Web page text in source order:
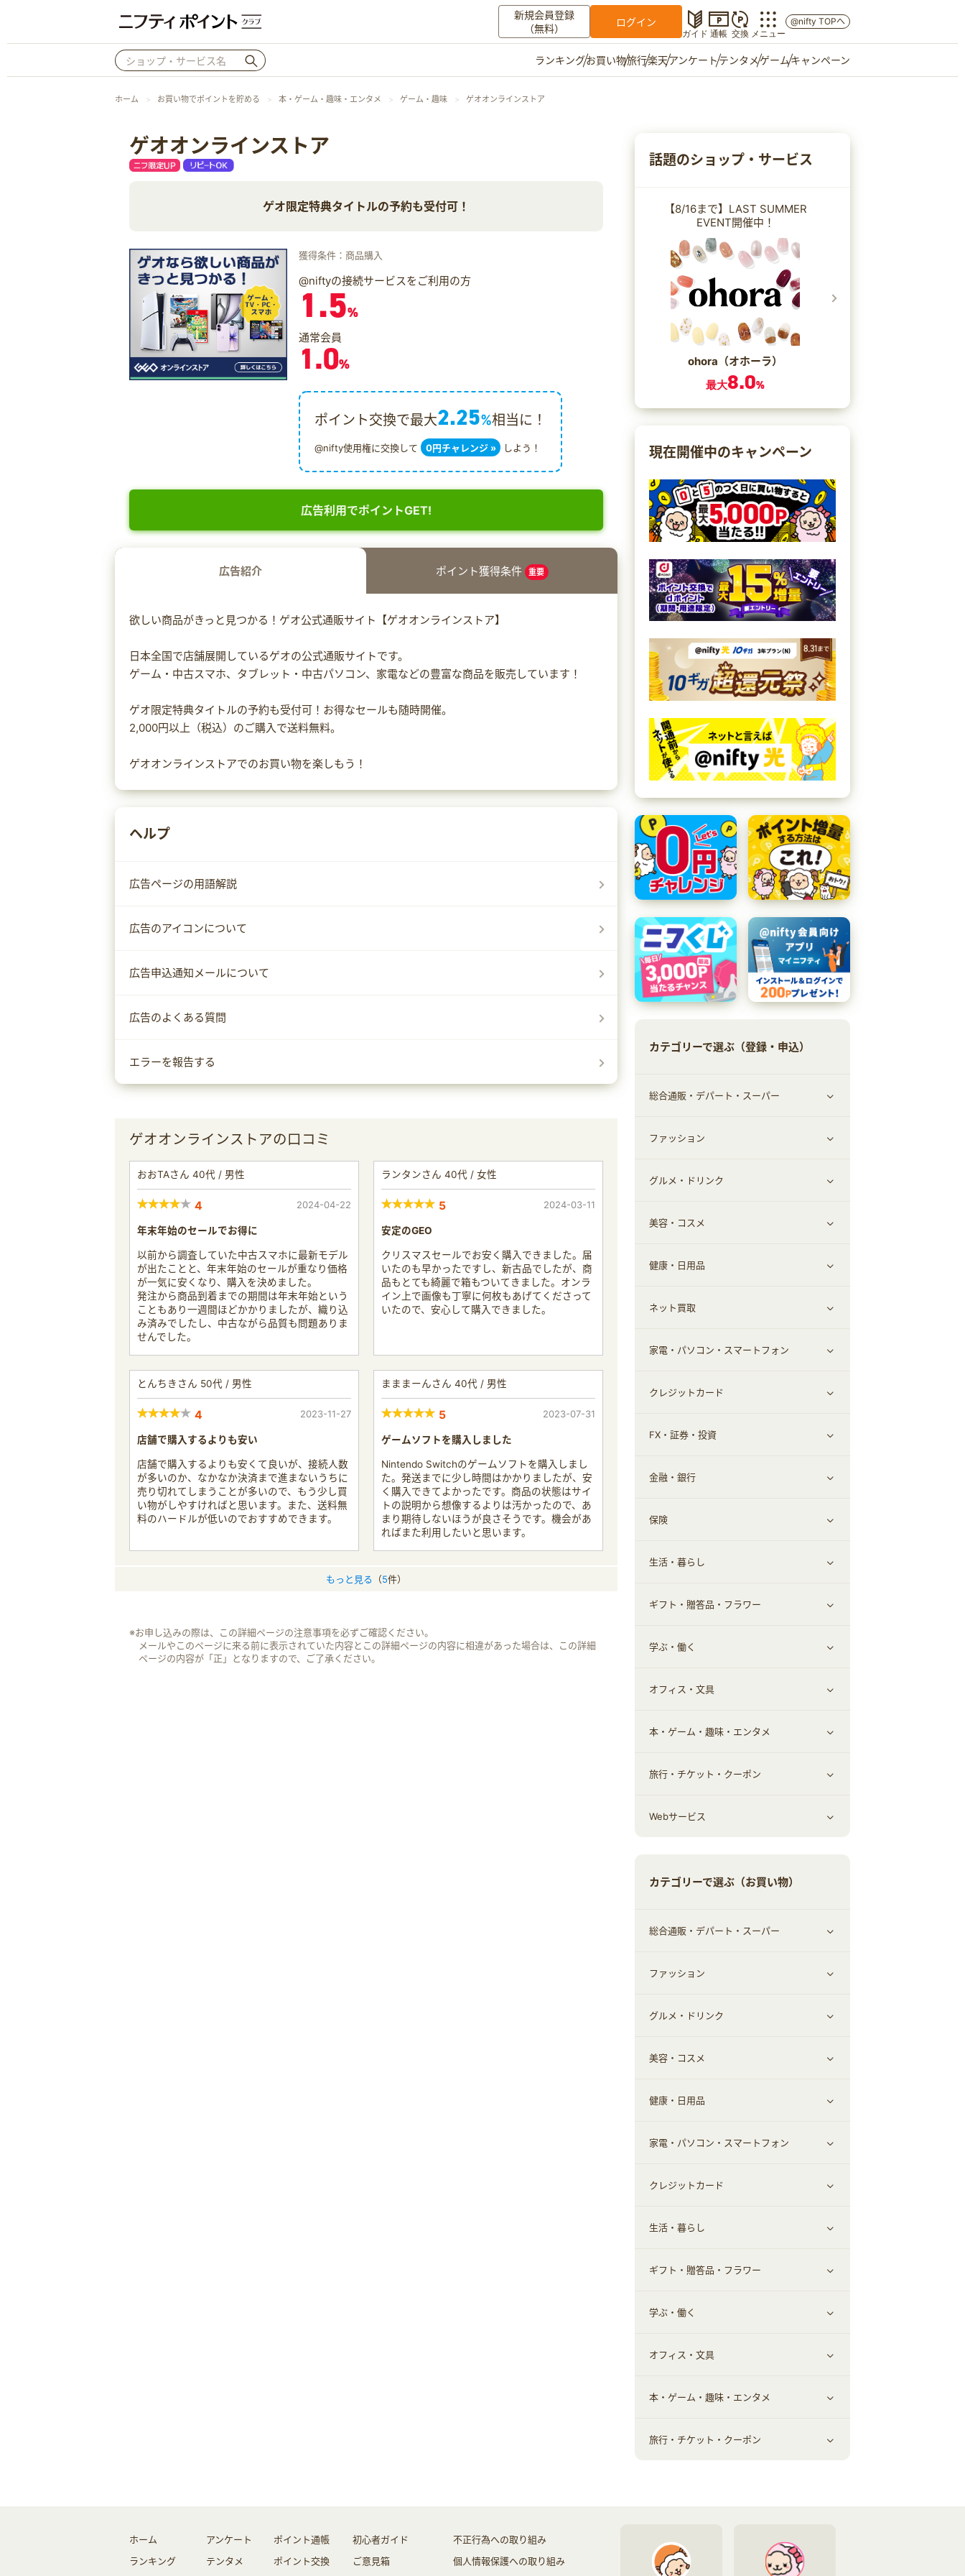
新規会員登録
（無料）
ログイン
ガイド 通帳 交換 メニュー
お知らせ
ご意見箱
@nifty TOPへ
ランキングお買い物旅行楽天アンケートテンタメゲームキャンペーン
ホーム お買い物でポイントを貯める 本・ゲーム・趣味・エンタメ ゲーム・趣味 ゲオオンラインストア
ゲオオンラインストア
ゲオ限定特典タイトルの予約も受付可！
獲得条件：商品購入
@niftyの接続サービスをご利用の方
1.5%
通常会員
1.0%
ポイント交換で最大2.25%相当に！
@nifty使用権に交換して 0円チャレンジ » しよう！
広告利用でポイントGET!
広告紹介 ポイント獲得条件 重要
欲しい商品がきっと見つかる！ゲオ公式通販サイト【ゲオオンラインストア】
日本全国で店舗展開しているゲオの公式通販サイトです。
ゲーム・中古スマホ、タブレット・中古パソコン、家電などの豊富な商品を販売しています！
ゲオ限定特典タイトルの予約も受付可！お得なセールも随時開催。
2,000円以上（税込）のご購入で送料無料。
ゲオオンラインストアでのお買い物を楽しもう！
ヘルプ
広告ページの用語解説
広告のアイコンについて
広告申込通知メールについて
広告のよくある質問
エラーを報告する
ゲオオンラインストアの口コミ
おおTAさん 40代 / 男性
4 2024-04-22
年末年始のセールでお得に
以前から調査していた中古スマホに最新モデル
が出たことと、年末年始のセールが重なり価格
が一気に安くなり、購入を決めました。
発注から商品到着までの期間は年末年始という
こともあり一週間ほどかかりましたが、織り込
み済みでしたし、中古ながら品質も問題ありま
せんでした。
ランタンさん 40代 / 女性
5 2024-03-11
安定のGEO
クリスマスセールでお安く購入できました。届
いたのも早かったですし、新古品でしたが、商
品もとても綺麗で箱もついてきました。オンラ
イン上で画像も丁寧に何枚もあげてくださって
いたので、安心して購入できました。
とんちきさん 50代 / 男性
4 2023-11-27
店舗で購入するよりも安い
店舗で購入するよりも安くて良いが、接続人数
が多いのか、なかなか決済まで進まないうちに
売り切れてしまうことが多いので、もう少し買
い物がしやすければと思います。また、送料無
料のハードルが低いのでおすすめできます。
まままーんさん 40代 / 男性
5 2023-07-31
ゲームソフトを購入しました
Nintendo Switchのゲームソフトを購入しまし
た。発送までに少し時間はかかりましたが、安
く購入できてよかったです。商品の状態はサイ
トの説明から想像するよりは汚かったので、あ
まり期待しないほうが良さそうです。機会があ
ればまた利用したいと思います。
もっと見る （5件）
※お申し込みの際は、この詳細ページの注意事項を必ずご確認ください。
メールやこのページに来る前に表示されていた内容とこの詳細ページの内容に相違があった場合は、この詳細
ページの内容が「正」となりますので、ご了承ください。
話題のショップ・サービス
【8/16まで】LAST SUMMER
EVENT開催中！
ohora（オホーラ）
最大8.0%
現在開催中のキャンペーン
カテゴリーで選ぶ（登録・申込）
総合通販・デパート・スーパー
すべて見る
総合通販
ファッション
すべて見る
ファッション
インナー・下着
スーツ・フォーマル
グルメ・ドリンク
すべて見る
グルメ
お酒
食材宅配
ウォーターサーバー
美容・コスメ
すべて見る
ヘアケア
エステ・サロン
メンズ美容
健康・日用品
すべて見る
スポーツ・フィットネス
日用品・薬局・からだ
ネット買取
すべて見る
ネット買取
家電・パソコン・スマートフォン
すべて見る
家電・パソコン・ソフトウェア
通信・レンタルサーバー
スマホ・携帯電話・SIM
定額制有料コンテンツ
クレジットカード
すべて見る
クレジットカード
FX・証券・投資
すべて見る
証券
仮想通貨
その他投資
金融・銀行
銀行・ネット銀行
キャッシング・ローン
その他金融
保険
すべて見る
保険相談・面談
生活・暮らし
すべて見る
住まい・暮らし
不動産
引越し
エコ・エネルギー
車情報・カーシェア・レンタル
ギフト・贈答品・フラワー
すべて見る
ギフト・贈答品
学ぶ・働く
すべて見る
習い事・学習・学校
仕事・転職
オフィス・文具
すべて見る
オフィス・文具
本・ゲーム・趣味・エンタメ
すべて見る
ゲーム・趣味
旅行・チケット・クーポン
すべて見る
Webサービス
カテゴリーで選ぶ（お買い物）
総合通販・デパート・スーパー
すべて見る
総合通販
デパート・スーパー
ファッション
すべて見る
ファッション
インナー・下着
靴・フットウェア
小物・かばん
スーツ・フォーマル
グルメ・ドリンク
すべて見る
グルメ
ドリンク
お酒
食材宅配
美容・コスメ
すべて見る
スキンケア
メイクアップ
ヘアケア
メンズ美容
美容・ダイエット用品
脱毛用品
美容食品
健康・日用品
すべて見る
健康食品｜青汁・飲料
健康食品｜乳酸菌・ケフィア
健康食品｜その他
スポーツ・フィットネス
日用品・薬局・からだ
家電・パソコン・スマートフォン
すべて見る
家電・パソコン・ソフトウェア
スマホ・携帯電話・SIM
クレジットカード
すべて見る
クレジットカード
生活・暮らし
すべて見る
車情報・カーシェア・レンタル
お役立ち
生活雑貨・家具インテリア
赤ちゃん・こども・マタニティ
ギフト・贈答品・フラワー
すべて見る
ギフト・贈答品
フラワー
学ぶ・働く
すべて見る
習い事・学習・学校
オフィス・文具
すべて見る
オフィス・文具
本・ゲーム・趣味・エンタメ
すべて見る
本
旅行・チケット・クーポン
チケット・クーポン・チラシ
ホーム
ランキング
アンケート
テンタメ
ポイント通帳
ポイント交換
初心者ガイド
ご意見箱
不正行為への取り組み
個人情報保護への取り組み